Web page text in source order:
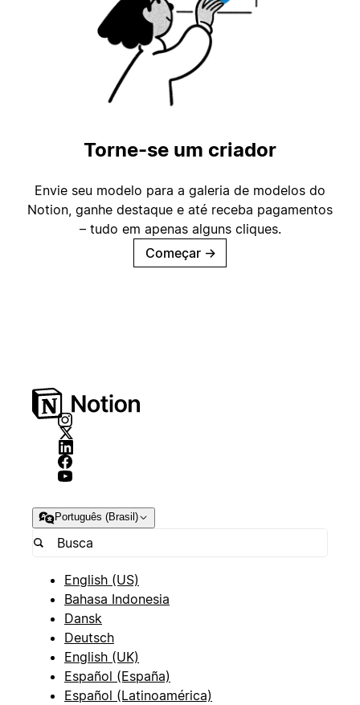
Torne-se um criador
Envie seu modelo para a galeria de modelos do
Notion, ganhe destaque e até receba pagamentos
– tudo em apenas alguns cliques.
Começar →
Português (Brasil)
English (US)
Bahasa Indonesia
Dansk
Deutsch
English (UK)
Español (España)
Español (Latinoamérica)